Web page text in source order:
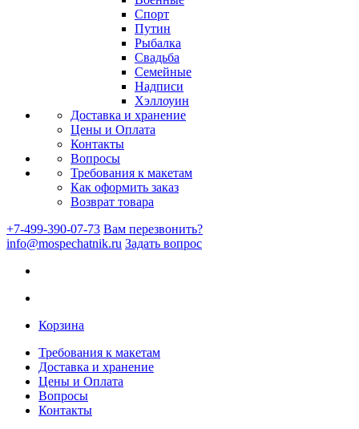
Спорт
Путин
Рыбалка
Свадьба
Семейные
Надписи
Хэллоуин
Доставка и хранение
Цены и Оплата
Контакты
Вопросы
Требования к макетам
Как оформить заказ
Возврат товара
+7-499-390-07-73 Вам перезвонить?
info@mospechatnik.ru Задать вопрос
Корзина
Требования к макетам
Доставка и хранение
Цены и Оплата
Вопросы
Контакты